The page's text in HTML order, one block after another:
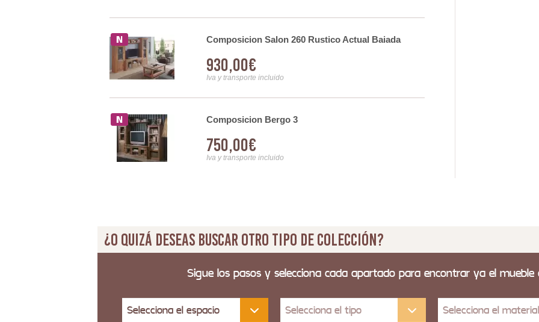
Composicion Salon 260 Rustico Actual Baiada
930,00€
Iva y transporte incluido
Composicion Bergo 3
750,00€
Iva y transporte incluido
¿O quizá deseas buscar otro tipo de colección?
Sigue los pasos y selecciona cada apartado para encontrar ya el
Selecciona el espacio Selecciona el tipo Selecciona el material